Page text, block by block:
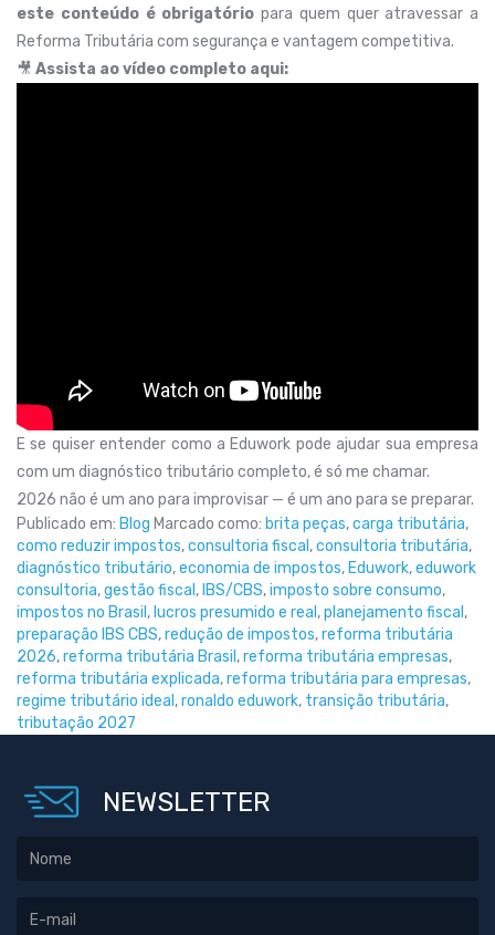
este conteúdo é obrigatório para quem quer atravessar a
Reforma Tributária com segurança e vantagem competitiva.
🎥 Assista ao vídeo completo aqui:
E se quiser entender como a Eduwork pode ajudar sua empresa
com um diagnóstico tributário completo, é só me chamar.
2026 não é um ano para improvisar — é um ano para se preparar.
Publicado em: Blog Marcado como: brita peças,carga tributária,
como reduzir impostos,consultoria fiscal ,consultoria tributária,
diagnóstico tributário,economia de impostos, Eduwork,eduwork
consultoria,gestão fiscal , IBS/CBS,imposto sobre consumo,
impostos no Brasil , lucros presumido e real ,planejamento fiscal ,
preparação IBS CBS,redução de impostos,reforma tributária
2026,reforma tributária Brasil ,reforma tributária empresas,
reforma tributária explicada,reforma tributária para empresas,
regime tributário ideal ,ronaldo eduwork, transição tributária,
tributação 2027
NEWSLETTER